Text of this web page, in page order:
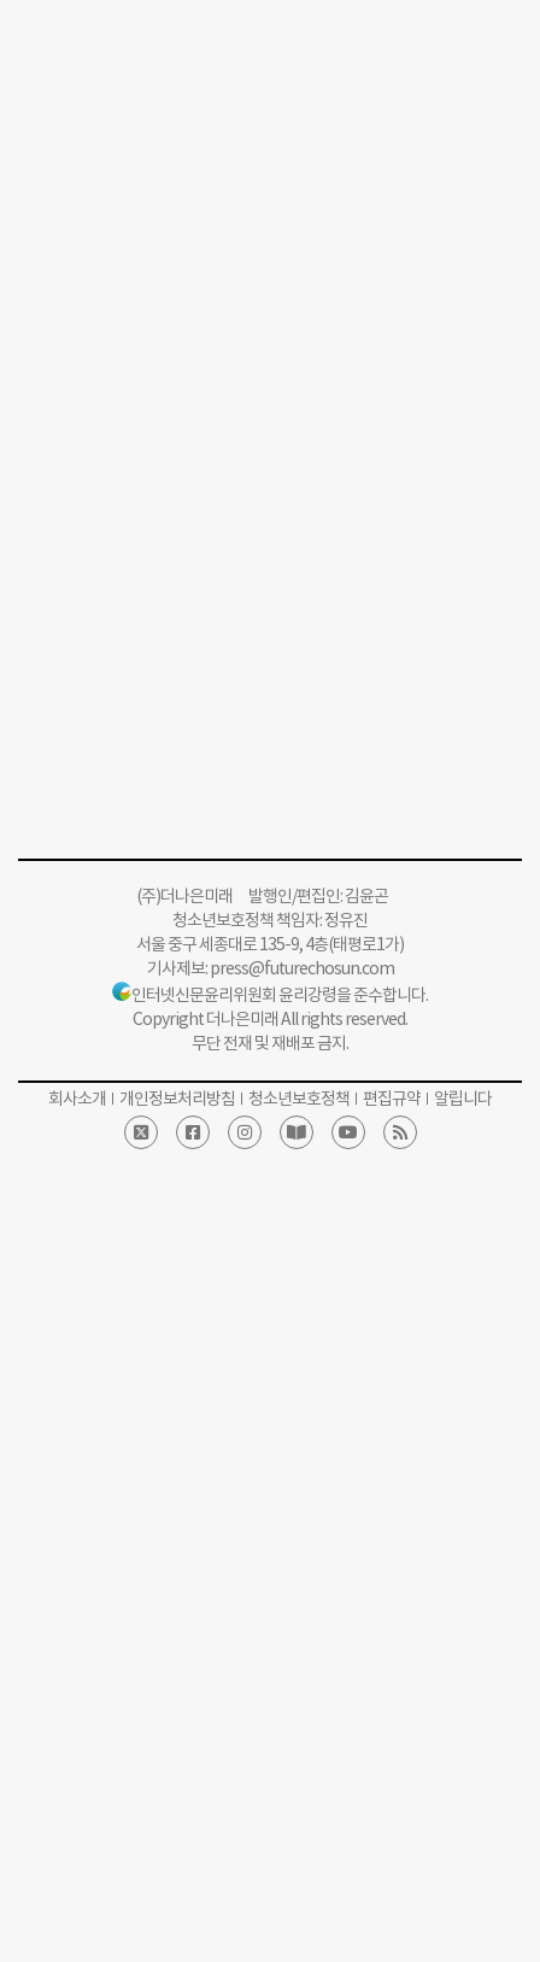
(주)더나은미래 발행인/편집인: 김윤곤
청소년보호정책 책임자: 정유진
서울 중구 세종대로 135-9, 4층(태평로1가)
기사제보:press@futurechosun.com
인터넷신문윤리위원회 윤리강령을 준수합니다.
Copyright 더나은미래 All rights reserved.
무단 전재 및 재배포 금지.
회사소개 개인정보처리방침 청소년보호정책 편집규약 알립니다